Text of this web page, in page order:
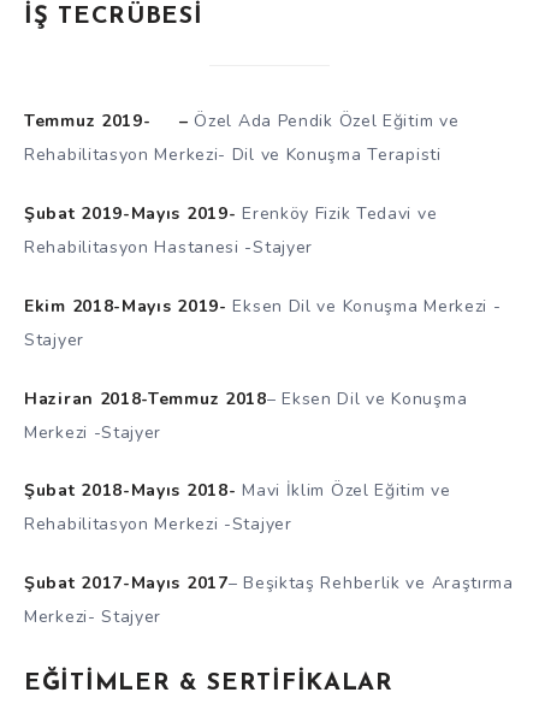
İŞ TECRÜBESİ
Temmuz 2019- – Özel Ada Pendik Özel Eğitim ve
Rehabilitasyon Merkezi- Dil ve Konuşma Terapisti
Şubat 2019-Mayıs 2019- Erenköy Fizik Tedavi ve
Rehabilitasyon Hastanesi -Stajyer
Ekim 2018-Mayıs 2019- Eksen Dil ve Konuşma Merkezi -
Stajyer
Haziran 2018-Temmuz 2018– Eksen Dil ve Konuşma
Merkezi -Stajyer
Şubat 2018-Mayıs 2018- Mavi İklim Özel Eğitim ve
Rehabilitasyon Merkezi -Stajyer
Şubat 2017-Mayıs 2017– Beşiktaş Rehberlik ve Araştırma
Merkezi- Stajyer
EĞİTİMLER & SERTİFİKALAR